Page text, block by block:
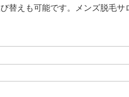
替えも可能です。メンズ脱毛サ